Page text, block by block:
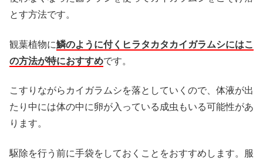
とす方法です。
観葉植物に鱗のように付くヒラタカタカイガラムシにはこ
の方法が特におすすめです。
こすりながらカイガラムシを落としていくので、体液が出
たり中には体の中に卵が入っている成虫もいる可能性があ
ります。
駆除を行う前に手袋をしておくことをおすすめします。服